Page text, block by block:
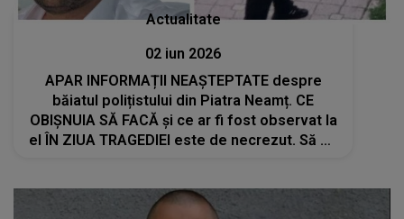
Actualitate
02 iun 2026
APAR INFORMAȚII NEAȘTEPTATE despre
băiatul polițistului din Piatra Neamț. CE
OBIȘNUIA SĂ FACĂ și ce ar fi fost observat la
el ÎN ZIUA TRAGEDIEI este de necrezut. Să fie